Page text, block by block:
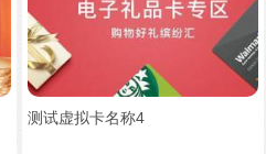
测试虚拟卡名称4